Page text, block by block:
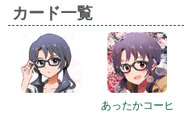
カード一覧
あったかコーヒ